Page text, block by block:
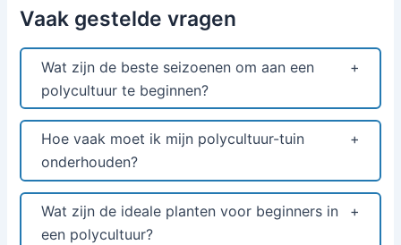
Vaak gestelde vragen
Wat zijn de beste seizoenen om aan een
polycultuur te beginnen?
Hoe vaak moet ik mijn polycultuur-tuin
onderhouden?
Wat zijn de ideale planten voor beginners in
een polycultuur?